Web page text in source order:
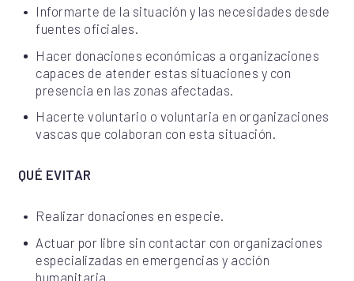
Informarte de la situación y las necesidades desde
fuentes oficiales.
Hacer donaciones económicas a organizaciones
capaces de atender estas situaciones y con
presencia en las zonas afectadas.
Hacerte voluntario o voluntaria en organizaciones
vascas que colaboran con esta situación.
QUÉ EVITAR
Realizar donaciones en especie.
Actuar por libre sin contactar con organizaciones
especializadas en emergencias y acción
humanitaria.